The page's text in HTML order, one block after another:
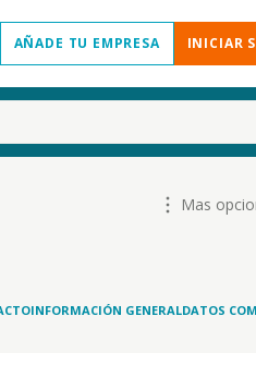
AÑADE TU EMPRESA INICIAR
Mas
INFORMACIÓN GENERALDATOS